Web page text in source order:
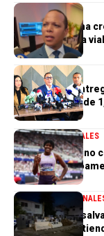
GENERALES
Morrison afirma
infraestructura
GENERALES
Gobierno ha
alcanzar meta de
2027
DEPORTESGENERALES
Marileidy Paulino
Juegos
GENERALES
PN aclara que
sustraídos de